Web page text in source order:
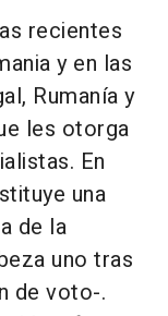
recientes
y en las
Rumanía y
les otorga
En
una
de la
uno tras
de voto-.